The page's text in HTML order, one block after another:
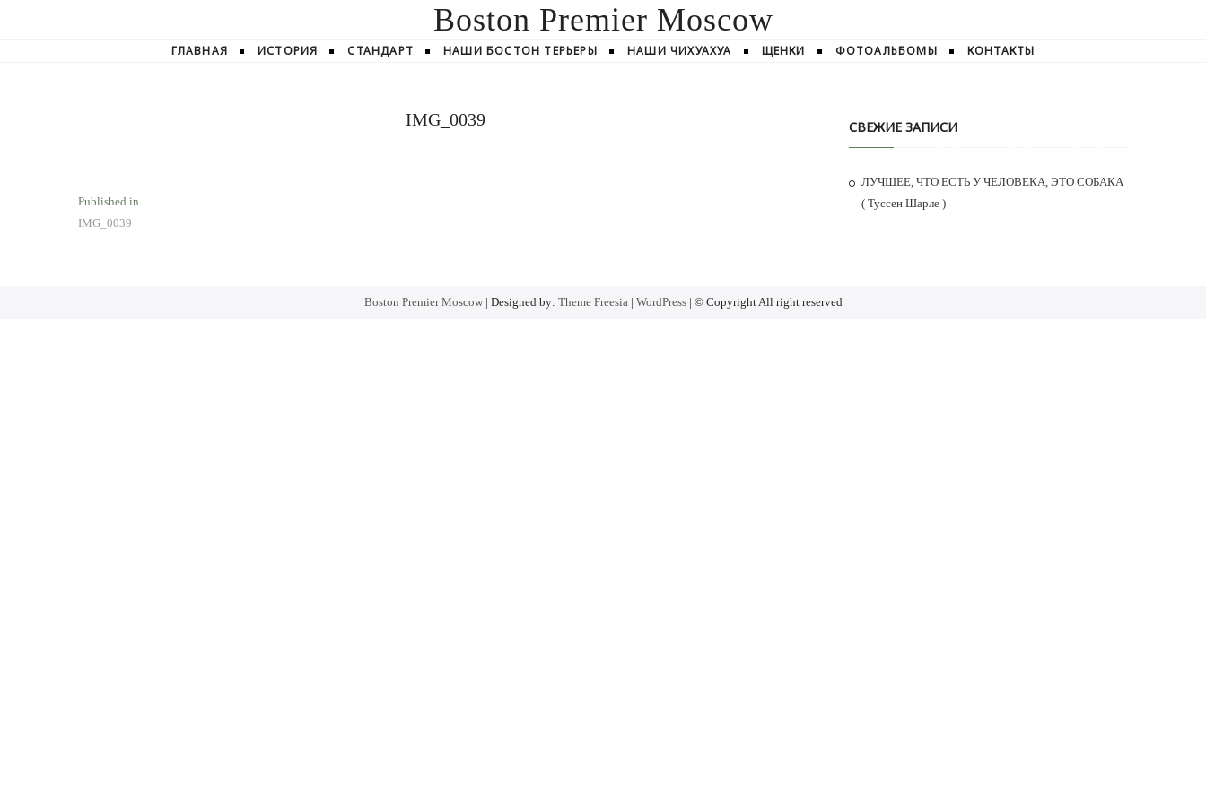
Boston Premier Moscow
ГЛАВНАЯ ИСТОРИЯ СТАНДАРТ НАШИ БОСТОН ТЕРЬЕРЫ НАШИ ЧИХУАХУА ЩЕНКИ ФОТОАЛЬБОМЫ КОНТАКТЫ
IMG_0039
Навигация
по
Published in
IMG_0039
СВЕЖИЕ ЗАПИСИ
ЛУЧШЕЕ, ЧТО ЕСТЬ У ЧЕЛОВЕКА, ЭТО СОБАКА
( Туссен Шарле )
Boston Premier Moscow| Designed by: Theme Freesia| WordPress| © Copyright All right reserved